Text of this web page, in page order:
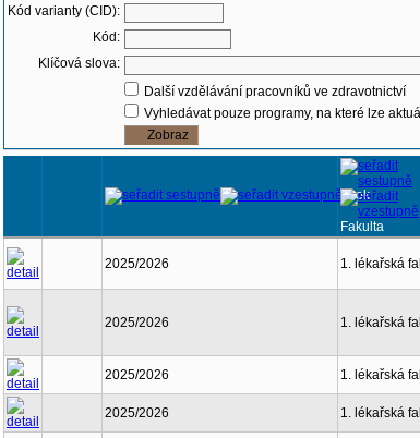
Kód varianty (CID):
Kód:
Klíčová slova:
Další vzdělávání pracovníků ve zdravotnictví
Vyhledávat pouze programy, na které lze
Rok
Fakulta
2025/2026 1. lékařská
2025/2026 1. lékařská
2025/2026 1. lékařská
2025/2026
1. lékařská